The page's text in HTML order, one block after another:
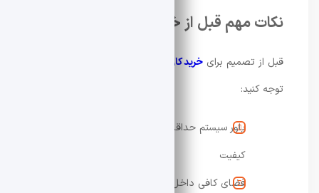
نکات مهم قبل از خرید
قبل از تصمیم برای خرید کارت گرافیک
توجه کنید:
کیفیت
فضای کافی داخل کیس برای نصب کارت